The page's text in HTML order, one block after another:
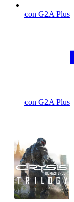
con G2A Plus
con G2A Plus